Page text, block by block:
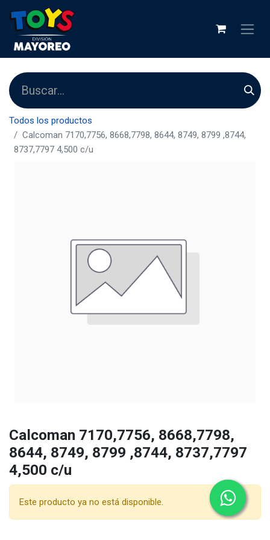
Todos los productos
Calcoman 7170,7756, 8668,7798, 8644, 8749, 8799 ,8744,
8737,7797 4,500 c/u
Calcoman 7170,7756, 8668,7798,
8644, 8749, 8799 ,8744, 8737,7797
4,500 c/u
Este producto ya no está disponible.